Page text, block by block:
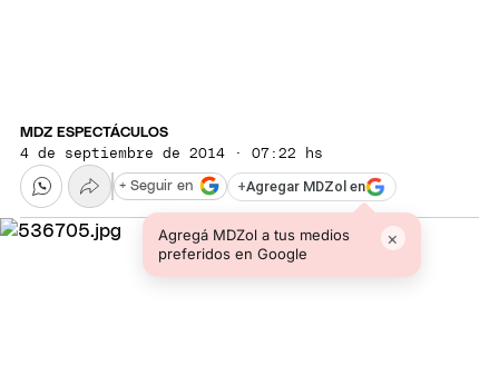
MDZ ESPECTÁCULOS
4 de septiembre de 2014 · 07:22 hs
+Agregar MDZol en
Agregá MDZol a tus medios
preferidos en Google
×
+ Seguir en